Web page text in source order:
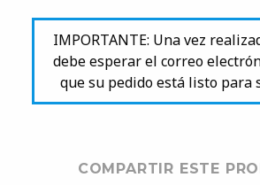
IMPORTANTE: Una vez
debe esperar el correo
que su pedido está listo para
COMPARTIR ESTE